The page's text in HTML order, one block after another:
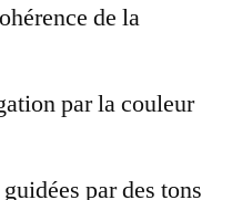
de la
par la couleur
par des tons